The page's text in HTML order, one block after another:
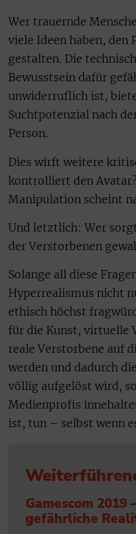
Wer trauernde
viele Ideen haben, den
gestalten. Die
Bewusstsein dafür
unwiderruflich ist,
Suchtpotenzial nach
Person.
Dies wirft weitere
kontrolliert den
Manipulation scheint
Und letztlich: Wer
der Verstorbenen
Solange all diese
Hyperrealismus nicht
ethisch höchst
für die Kunst, virtuelle
reale Verstorbene auf
werden und dadurch
völlig aufgelöst wird,
Medienprofis
ist, tun – selbst wenn
Gamescom 2019
gefährliche